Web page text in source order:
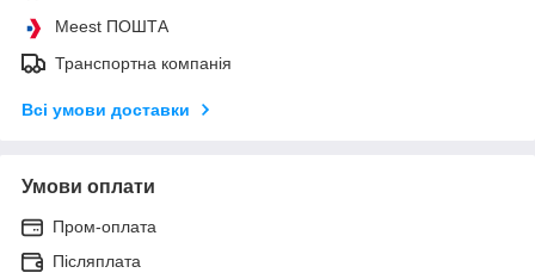
Meest ПОШТА
Транспортна компанія
Всі умови доставки
Умови оплати
Пром-оплата
Післяплата